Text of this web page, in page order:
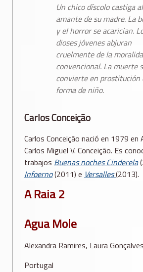
Un chico díscolo castiga al
amante de su madre. La
y el horror se acarician.
dioses jóvenes abjuran
cruelmente de la
convencional. La muerte
convierte en prostitución
forma de niño.
Carlos Conceição
Carlos Conceição nació en 1979 en
Carlos Miguel V. Conceição. Es
trabajos Buenas noches Cinderela
Infoerno(2011) e Versalles(2013).
A Raia 2
Agua Mole
Alexandra Ramires, Laura Gonçalves
Portugal